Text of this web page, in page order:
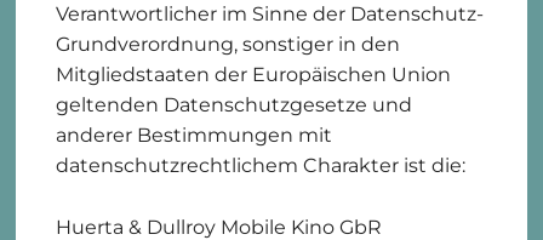
Verantwortlicher im Sinne der Datenschutz-
Grundverordnung, sonstiger in den
Mitgliedstaaten der Europäischen Union
geltenden Datenschutzgesetze und
anderer Bestimmungen mit
datenschutzrechtlichem Charakter ist die:
Huerta & Dullroy Mobile Kino GbR